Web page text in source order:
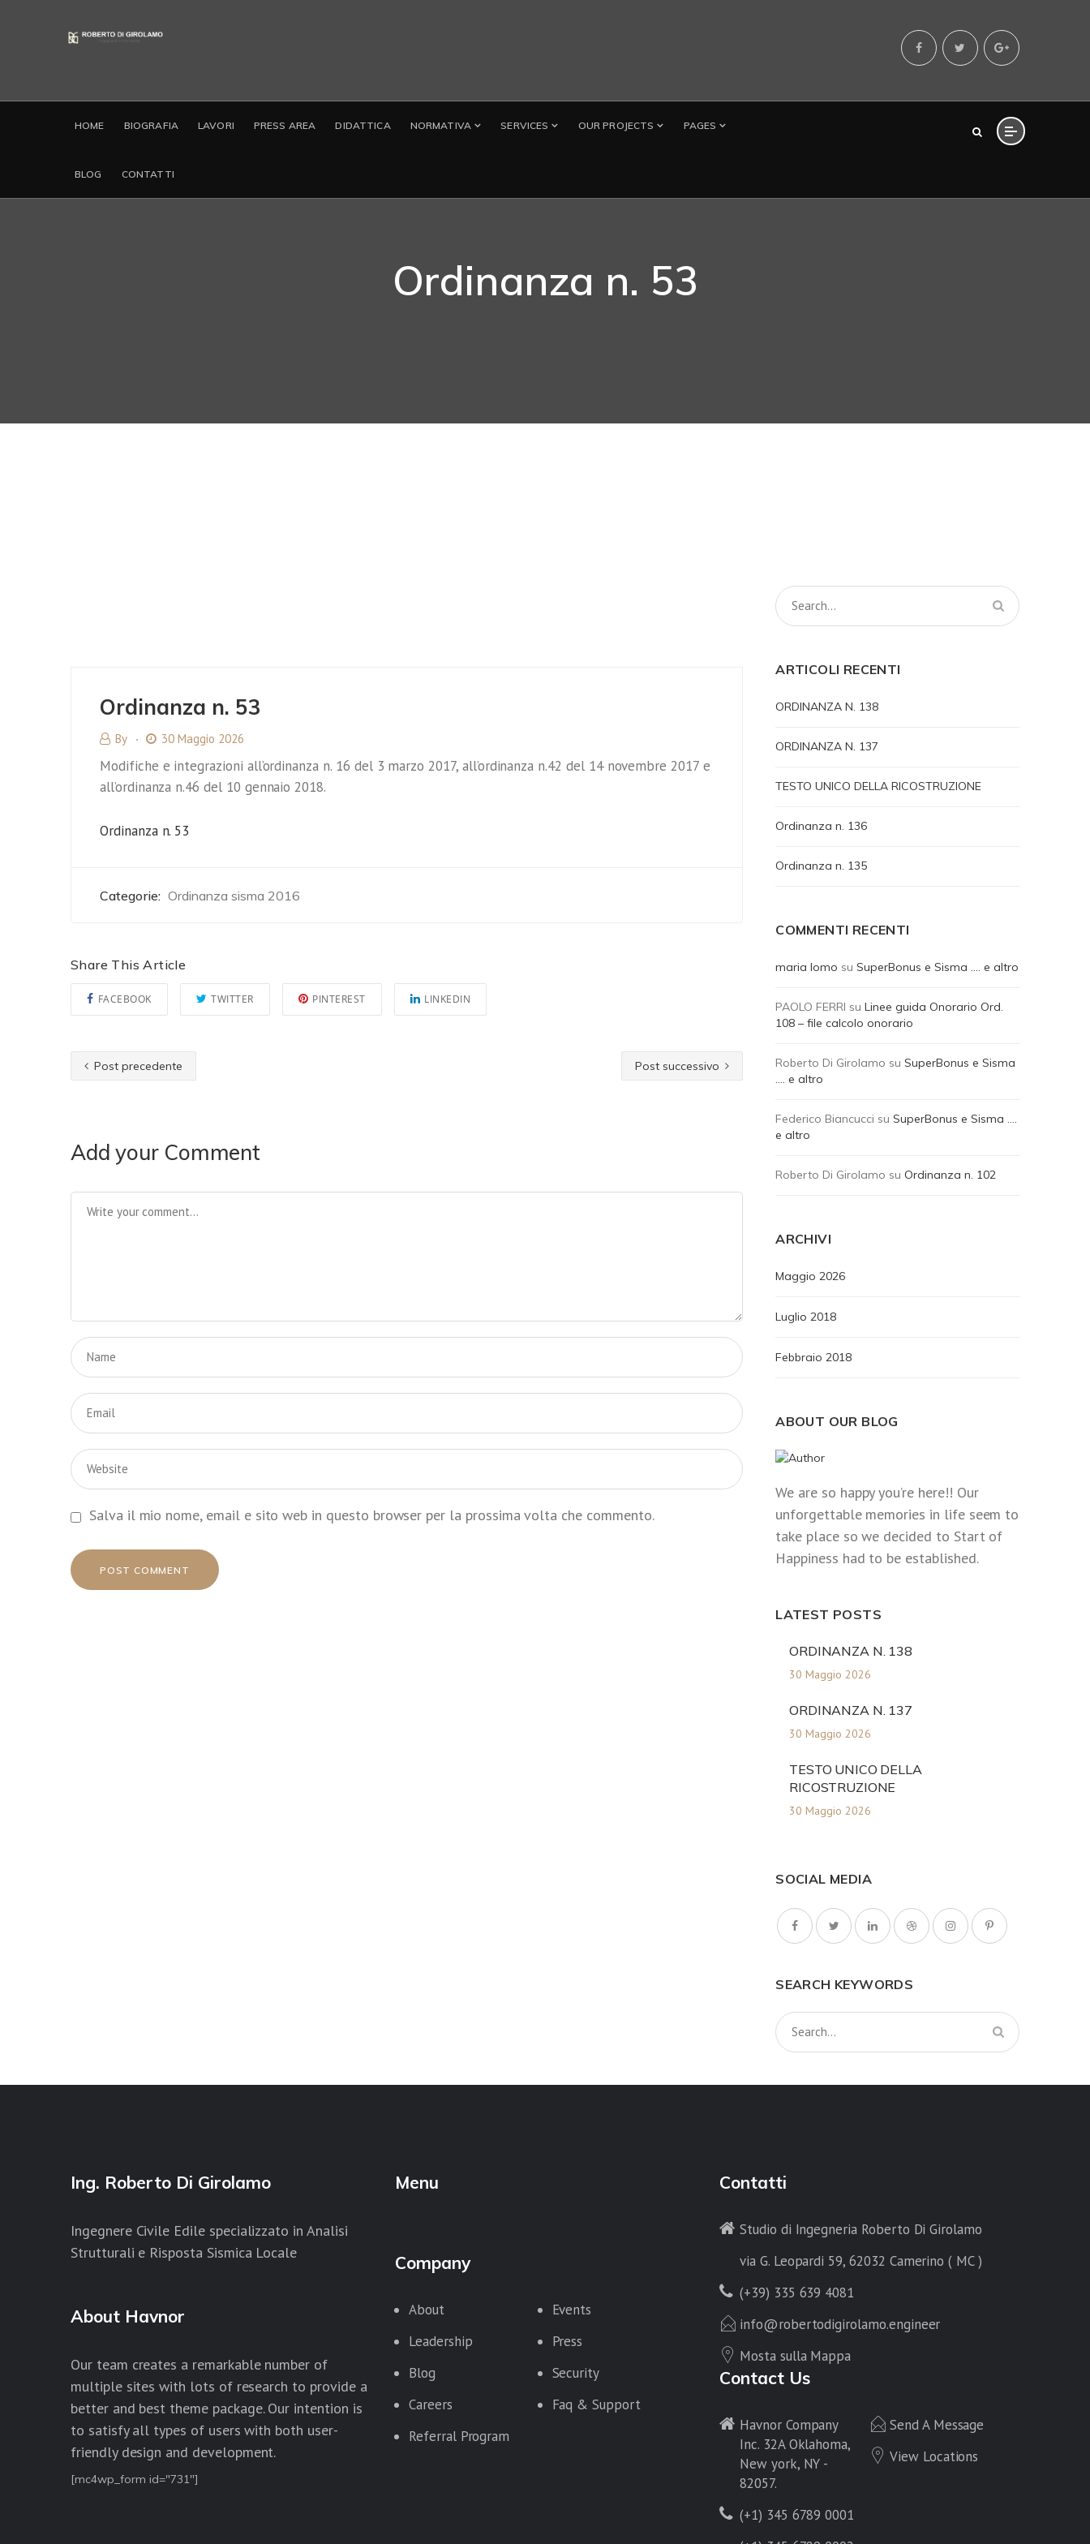
HOME BIOGRAFIA LAVORI PRESS AREA DIDATTICA NORMATIVA SERVICES OUR PROJECTS PAGES
BLOG CONTATTI
Ordinanza n. 53
Ordinanza n. 53
By 30 Maggio 2026
Modifiche e integrazioni all’ordinanza n. 16 del 3 marzo 2017, all’ordinanza n.42 del 14 novembre 2017 e
all’ordinanza n.46 del 10 gennaio 2018.
Ordinanza n. 53
Categorie: Ordinanza sisma 2016
Share This Article
FACEBOOK TWITTER PINTEREST LINKEDIN
Post precedente Post successivo
Add your Comment
Salva il mio nome, email e sito web in questo browser per la prossima volta che commento.
ARTICOLI RECENTI
ORDINANZA N. 138
ORDINANZA N. 137
TESTO UNICO DELLA RICOSTRUZIONE
Ordinanza n. 136
Ordinanza n. 135
COMMENTI RECENTI
maria lomo suSuperBonus e Sisma …. e altro
PAOLO FERRI suLinee guida Onorario Ord.
108 – file calcolo onorario
Roberto Di Girolamo suSuperBonus e Sisma
…. e altro
Federico Biancucci suSuperBonus e Sisma ….
e altro
Roberto Di Girolamo su Ordinanza n. 102
ARCHIVI
Maggio 2026
Luglio 2018
Febbraio 2018
ABOUT OUR BLOG
We are so happy you’re here!! Our
unforgettable memories in life seem to
take place so we decided to Start of
Happiness had to be established.
LATEST POSTS
ORDINANZA N. 138
30 Maggio 2026
ORDINANZA N. 137
30 Maggio 2026
TESTO UNICO DELLA
RICOSTRUZIONE
30 Maggio 2026
SOCIAL MEDIA
SEARCH KEYWORDS
Ing. Roberto Di Girolamo
Ingegnere Civile Edile specializzato in Analisi
Strutturali e Risposta Sismica Locale
About Havnor
Our team creates a remarkable number of
multiple sites with lots of research to provide a
better and best theme package. Our intention is
to satisfy all types of users with both user-
friendly design and development.
[mc4wp_form id="731"]
Menu
Company
About
Events
Leadership
Press
Blog
Security
Careers
Faq & Support
Referral Program
Contatti
Studio di Ingegneria Roberto Di Girolamo
via G. Leopardi 59, 62032 Camerino ( MC )
(+39) 335 639 4081
info@robertodigirolamo.engineer
Mosta sulla Mappa
Contact Us
Havnor Company
Inc. 32A Oklahoma,
New york, NY -
82057.
(+1) 345 6789 0001
Send A Message
View Locations